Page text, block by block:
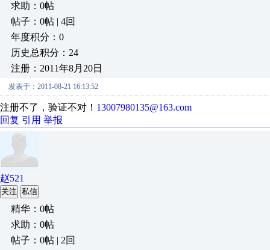
求助：0帖
帖子：0帖 | 4回
年度积分：0
历史总积分：24
注册：2011年8月20日
发表于：2011-08-21 16:13:52
注册不了，验证不对！ 13007980135@163.com
回复 引用 举报
赵521
关注 私信
精华：0帖
求助：0帖
帖子：0帖 | 2回